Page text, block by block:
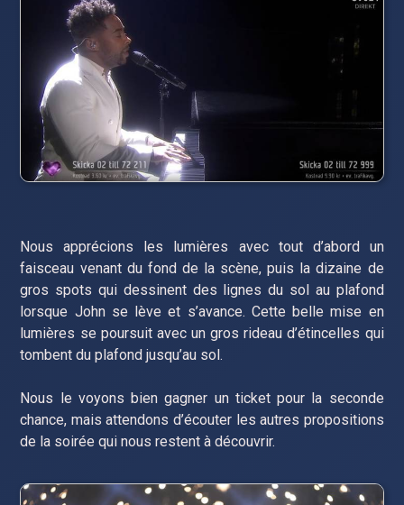
Nous apprécions les lumières avec tout d’abord un
faisceau venant du fond de la scène, puis la dizaine de
gros spots qui dessinent des lignes du sol au plafond
lorsque John se lève et s’avance. Cette belle mise en
lumières se poursuit avec un gros rideau d’étincelles qui
tombent du plafond jusqu’au sol.
Nous le voyons bien gagner un ticket pour la seconde
chance, mais attendons d’écouter les autres propositions
de la soirée qui nous restent à découvrir.